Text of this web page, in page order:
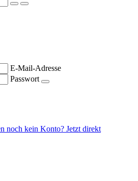
E-Mail-Adresse
Passwort
noch kein Konto? Jetzt direkt